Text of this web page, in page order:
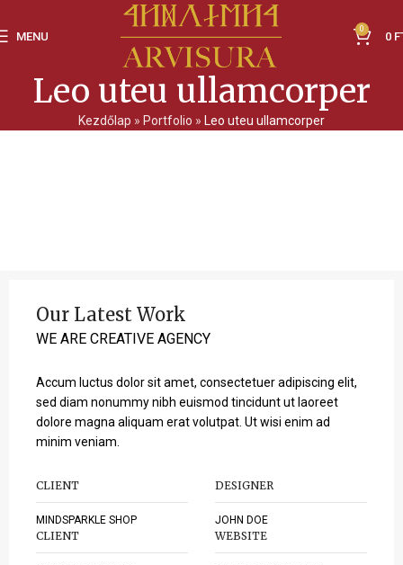
MENU
0
0
Leo uteu ullamcorper
Kezdőlap » Portfolio » Leo uteu ullamcorper
Our Latest Work
WE ARE CREATIVE AGENCY
Accum luctus dolor sit amet, consectetuer adipiscing elit,
sed diam nonummy nibh euismod tincidunt ut laoreet
dolore magna aliquam erat volutpat. Ut wisi enim ad
minim veniam.
CLIENT
MINDSPARKLE SHOP
DESIGNER
JOHN DOE
CLIENT WEBSITE